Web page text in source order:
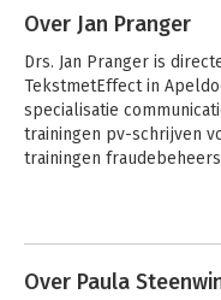
Geef mij de feiten
Over Jan Pranger
Drs. Jan Pranger is
TekstmetEffect in
specialisatie
trainingen pv-schrijven
trainingen
Over Paula